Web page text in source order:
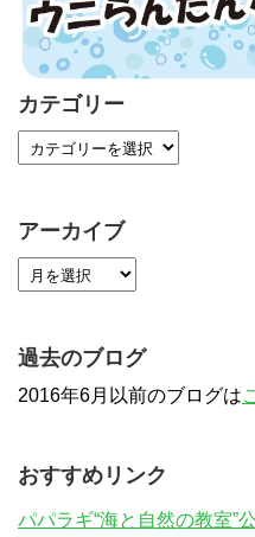
カテゴリー
アーカイブ
過去のブログ
2016年6月以前のブログは
おすすめリンク
パパラギ“海と自然の教室”